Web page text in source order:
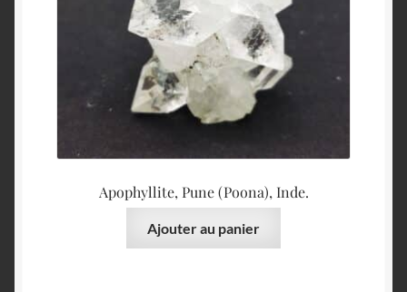
Apophyllite, Pune (Poona), Inde.
Ajouter au panier